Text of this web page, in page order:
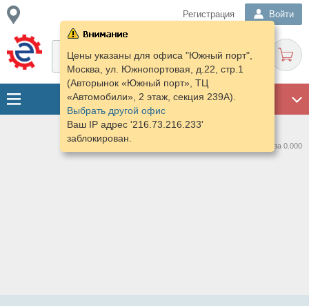
Регистрация Войти
Цены указаны для офиса "Южный порт",
Москва, ул. Южнопортовая, д.22, стр.1
(Авторынок «Южный порт», ТЦ
«Автомобили», 2 этаж, секция 239А).
Выбрать другой офис
Ваш IP адрес '216.73.216.233'
заблокирован.
Нашлось предложений: 0 за 0.000